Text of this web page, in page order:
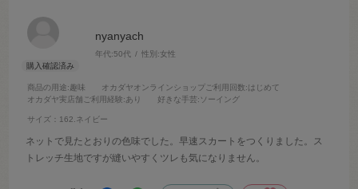
nyanyach
年代:50代 性別:女性
商品の用途:趣味 オカダヤオンラインショップご利用回数:はじめて
オカダヤ実店舗ご利用経験:あり 好きな手芸:ソーイング
サイズ：162.ネイビー
ネットで見たとおりの色味でした。早速スカートをつくりました。ス
トレッチ生地ですが縫いやすくツレも気になりません。